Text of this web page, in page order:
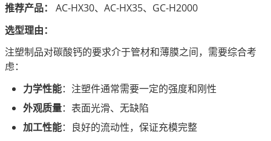
推荐产品：
AC-HX30、AC-HX35、GC-H2000
选型理由：
注塑制品对碳酸钙的要求介于管材和薄膜之间，需要综合考
虑：
力学性能：注塑件通常需要一定的强度和刚性
外观质量：表面光滑、无缺陷
加工性能：良好的流动性，保证充模完整